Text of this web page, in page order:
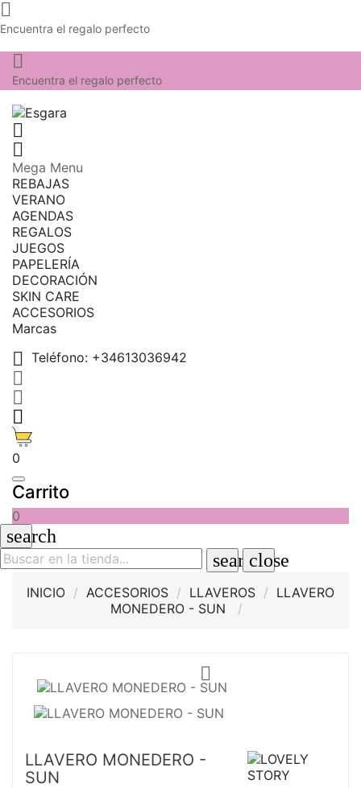

Encuentra el regalo perfecto

Encuentra el regalo perfecto


Mega Menu
REBAJAS
VERANO
AGENDAS
REGALOS
JUEGOS
PAPELERÍA
DECORACIÓN
SKIN CARE
ACCESORIOS
Marcas
 Teléfono: +34613036942



0
Carrito
0
search
searchclose
INICIO ACCESORIOS LLAVEROS
LLAVERO
MONEDERO - SUN

LLAVERO MONEDERO -
SUN